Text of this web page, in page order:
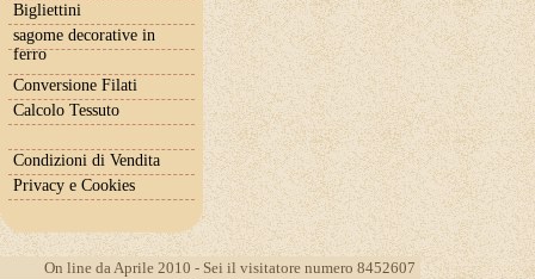
Bigliettini
sagome decorative in
ferro
Conversione Filati
Calcolo Tessuto
Condizioni di Vendita
Privacy e Cookies
On line da Aprile 2010 - Sei il visitatore numero 8452607